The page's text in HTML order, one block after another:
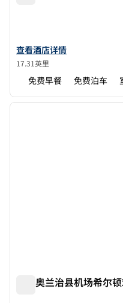
查看欢朋希尔顿尔湾东 - 莱
查看酒店详情
17.31英里
免费早餐 免费泊车
1/12
欧文奥兰治县机场希尔